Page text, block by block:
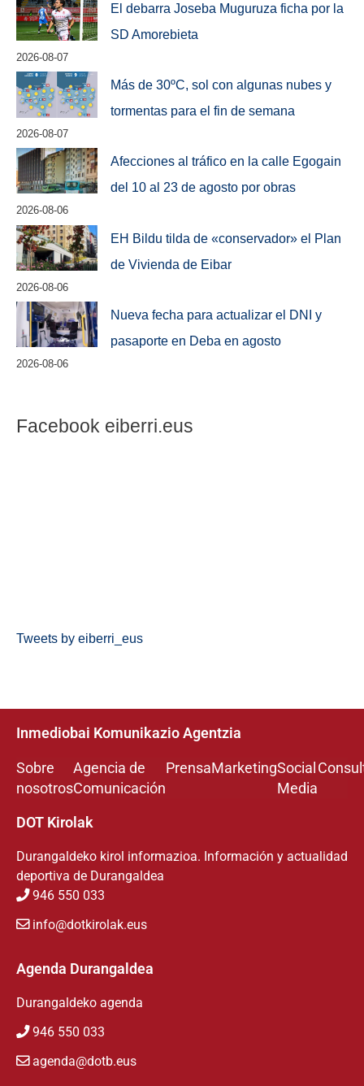
El debarra Joseba Muguruza ficha por la
SD Amorebieta
2026-08-07
Más de 30ºC, sol con algunas nubes y
tormentas para el fin de semana
2026-08-07
Afecciones al tráfico en la calle Egogain
del 10 al 23 de agosto por obras
2026-08-06
EH Bildu tilda de «conservador» el Plan
de Vivienda de Eibar
2026-08-06
Nueva fecha para actualizar el DNI y
pasaporte en Deba en agosto
2026-08-06
Facebook eiberri.eus
Tweets by eiberri_eus
Inmediobai Komunikazio Agentzia
Sobre
nosotros
Agencia de
Comunicación
PrensaMarketingSocial
Media
DOT Kirolak
Durangaldeko kirol informazioa. Información y actualidad
deportiva de Durangaldea
946 550 033
info@dotkirolak.eus
Agenda Durangaldea
Durangaldeko agenda
946 550 033
agenda@dotb.eus